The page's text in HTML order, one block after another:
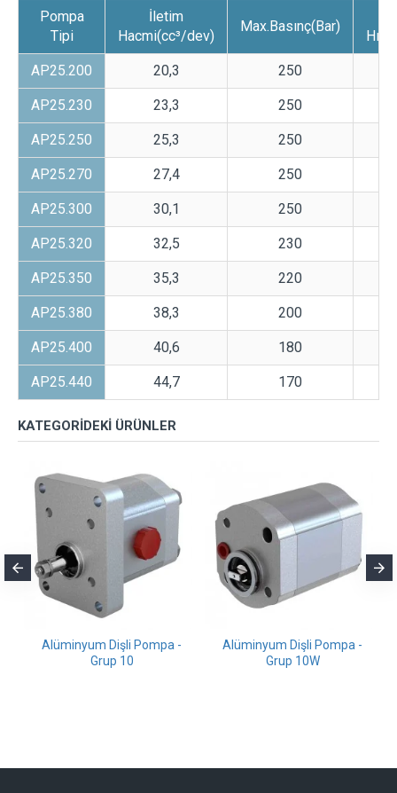
Pompa
Tipi
İletim
Hacmi(cc³/dev)
Max.Basınç(Bar)
AP25.200 20,3 250
AP25.230 23,3 250
AP25.250 25,3 250
AP25.270 27,4 250
AP25.300 30,1 250
AP25.320 32,5 230
AP25.350 35,3 220
AP25.380 38,3 200
AP25.400 40,6 180
AP25.440 44,7 170
KATEGORIDEKI ÜRÜNLER
Alüminyum Dişli Pompa -
Grup 10
Alüminyum Dişli Pompa -
Grup 10W